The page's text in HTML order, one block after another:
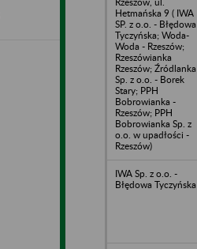
Hetmańska 9 ( IWA
SP. z o.o. - Błędowa
Tyczyńska; Woda-
Woda - Rzeszów;
Rzeszówianka
Rzeszów; Źródlanka
Sp. z o.o. - Borek
Stary; PPH
Bobrowianka -
Rzeszów; PPH
Bobrowianka Sp. z
o.o. w upadłości -
Rzeszów)
IWA Sp. z o.o. -
Błędowa Tyczyńska